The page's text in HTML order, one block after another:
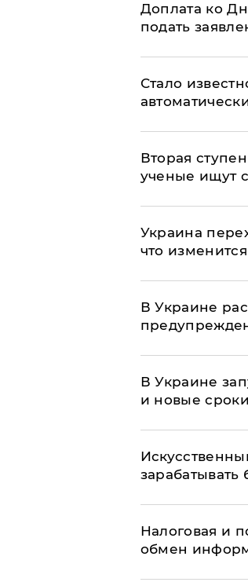
Доплата ко
подать
Стало
Вторая
ученые ищут
Украина
что
В Украине
В Украине
и новые
зарабатывать
Налоговая и
обмен